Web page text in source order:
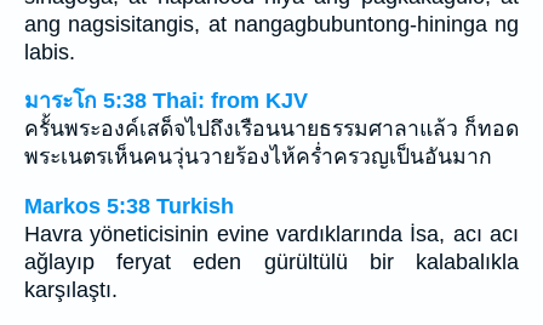
ang nagsisitangis, at nangagbubuntong-hininga ng
labis.
มาระโก 5:38 Thai: from KJV
ครั้นพระองค์เสด็จไปถึงเรือนนายธรรมศาลาแล้ว ก็ทอด
พระเนตรเห็นคนวุ่นวายร้องไห้คร่ำครวญเป็นอันมาก
Markos 5:38 Turkish
Havra yöneticisinin evine vardıklarında İsa, acı acı
ağlayıp feryat eden gürültülü bir kalabalıkla
karşılaştı.